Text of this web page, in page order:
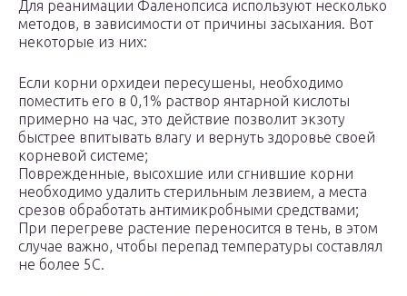
Для реанимации Фаленопсиса используют несколько
методов, в зависимости от причины засыхания. Вот
некоторые из них:
Если корни орхидеи пересушены, необходимо
поместить его в 0,1% раствор янтарной кислоты
примерно на час, это действие позволит экзоту
быстрее впитывать влагу и вернуть здоровье своей
корневой системе;
Поврежденные, высохшие или сгнившие корни
необходимо удалить стерильным лезвием, а места
срезов обработать антимикробными средствами;
При перегреве растение переносится в тень, в этом
случае важно, чтобы перепад температуры составлял
не более 5С.